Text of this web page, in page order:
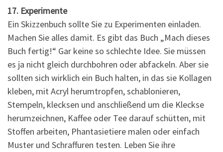
17. Experimente
Ein Skizzenbuch sollte Sie zu Experimenten einladen.
Machen Sie alles damit. Es gibt das Buch „Mach dieses
Buch fertig!“ Gar keine so schlechte Idee. Sie müssen
es ja nicht gleich durchbohren oder abfackeln. Aber sie
sollten sich wirklich ein Buch halten, in das sie Kollagen
kleben, mit Acryl herumtropfen, schablonieren,
Stempeln, klecksen und anschließend um die Kleckse
herumzeichnen, Kaffee oder Tee darauf schütten, mit
Stoffen arbeiten, Phantasietiere malen oder einfach
Muster und Schraffuren testen. Leben Sie ihre